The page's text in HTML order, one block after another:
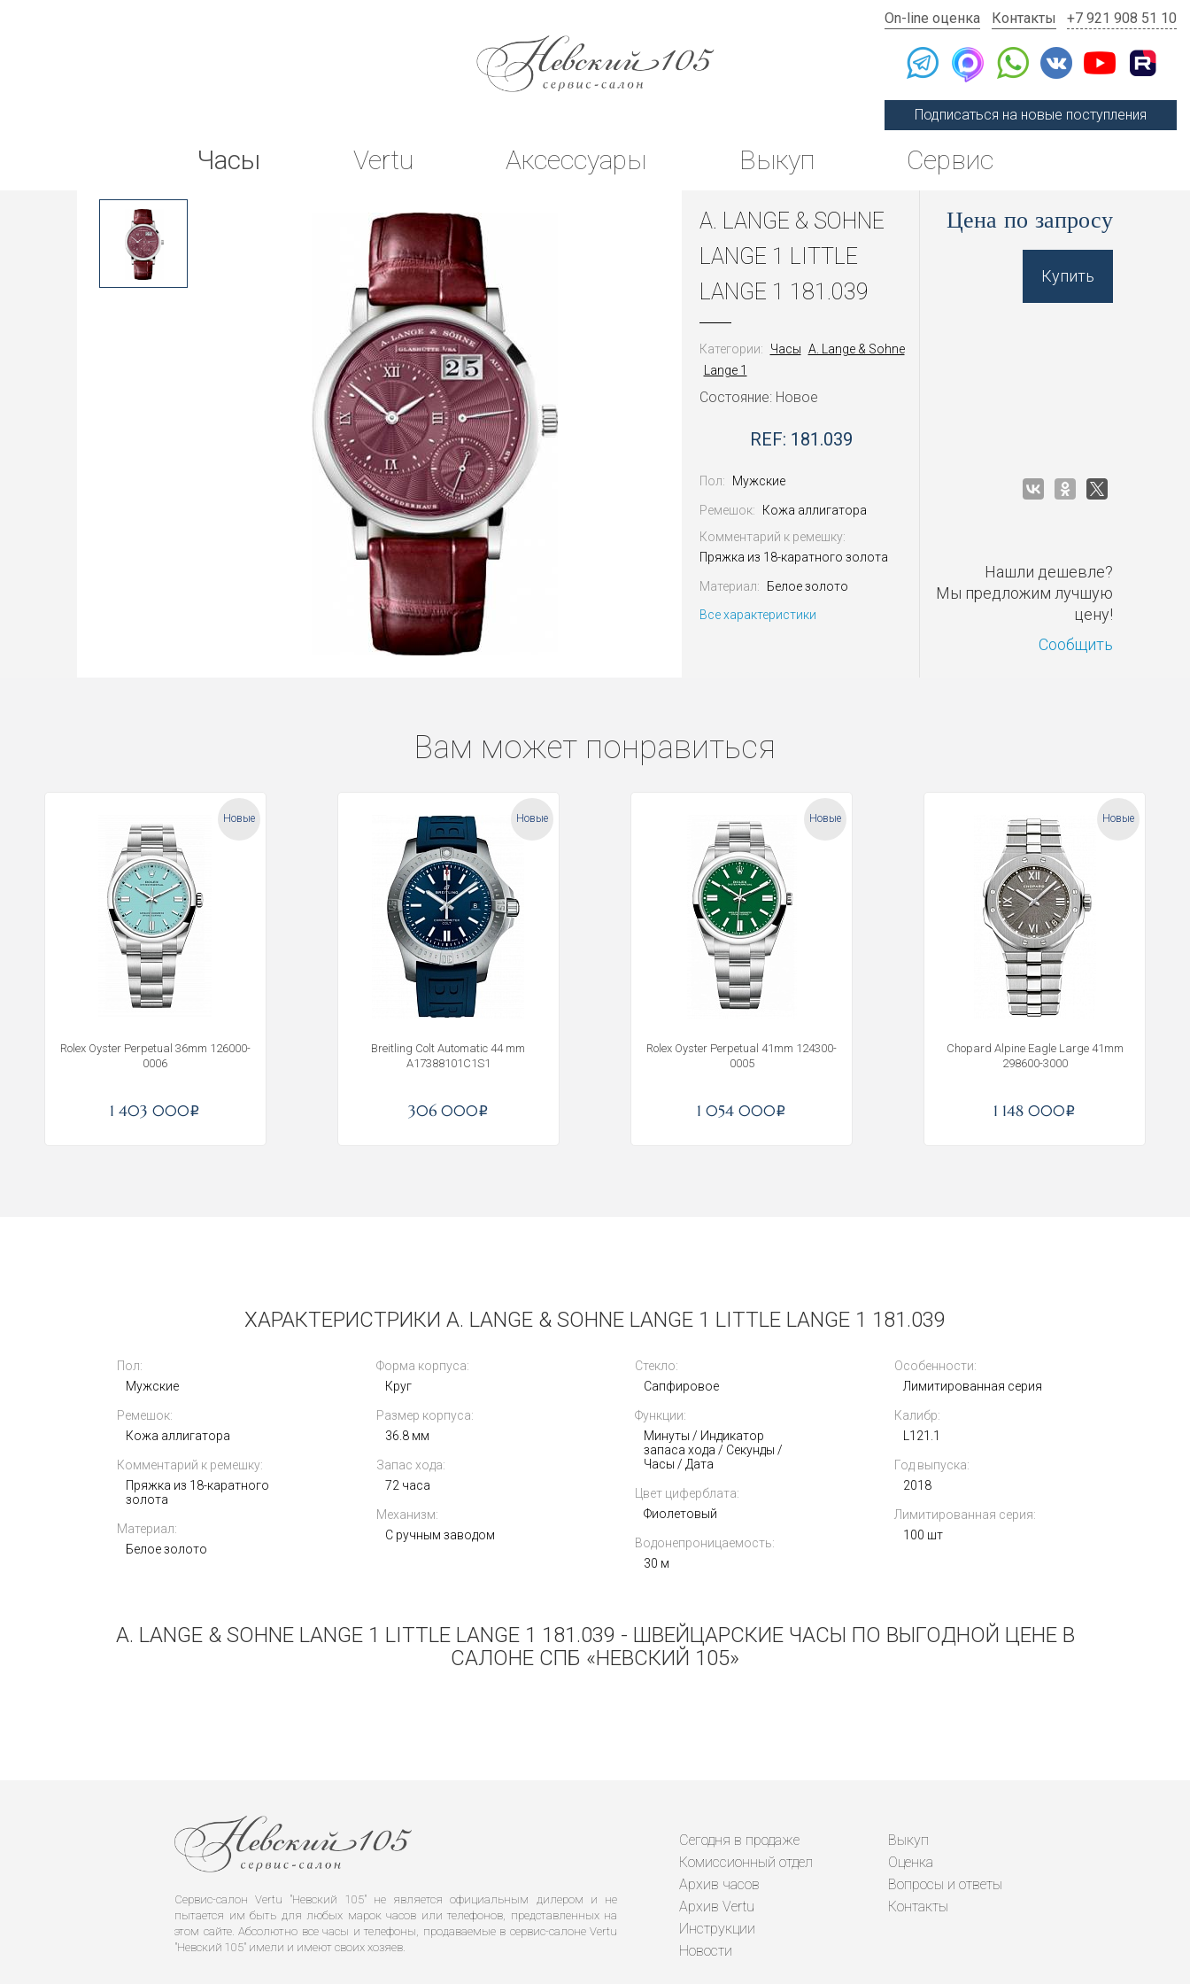
On-line оценка Контакты +7 921 908 51 10
Подписаться на новые поступления
Часы Vertu Аксессуары Выкуп Сервис
A. LANGE & SOHNE
LANGE 1 LITTLE
LANGE 1 181.039
Категории: Часы A. Lange & Sohne
Lange 1
Состояние: Новое
REF: 181.039
Пол: Мужские
Ремешок:
Кожа аллигатора
Комментарий к ремешку:
Пряжка из 18-каратного золота
Материал:
Белое золото
Все характеристики
Цена по запросу
Купить
Нашли дешевле?
Мы предложим лучшую
цену!
Сообщить
Вам может понравиться
Новые
Rolex Oyster Perpetual 36mm 126000-
0006
1 403 000i
Новые
Breitling Colt Automatic 44 mm
A17388101C1S1
306 000i
Новые
Rolex Oyster Perpetual 41mm 124300-
0005
1 054 000i
Новые
Chopard Alpine Eagle Large 41mm
298600-3000
1 148 000i
Vertu Metawatch S1 Black Ceramic
445 000i
ХАРАКТЕРИСТРИКИ A. LANGE & SOHNE LANGE 1 LITTLE LANGE 1 181.039
Пол:
Мужские
Ремешок:
Кожа аллигатора
Комментарий к ремешку:
Пряжка из 18-каратного
золота
Материал:
Белое золото
Форма корпуса:
Круг
Размер корпуса:
36.8 мм
Запас хода:
72 часа
Механизм:
С ручным заводом
Стекло:
Сапфировое
Функции:
Минуты / Индикатор
запаса хода / Секунды /
Часы / Дата
Цвет циферблата:
Фиолетовый
Водонепроницаемость:
30 м
Особенности:
Лимитированная серия
Калибр:
L121.1
Год выпуска:
2018
Лимитированная серия:
100 шт
A. LANGE & SOHNE LANGE 1 LITTLE LANGE 1 181.039 - ШВЕЙЦАРСКИЕ ЧАСЫ ПО ВЫГОДНОЙ ЦЕНЕ В
САЛОНЕ СПБ «НЕВСКИЙ 105»
Сервис-салон Vertu "Невский 105" не является официальным дилером и не
пытается им быть для любых марок часов или телефонов, представленных на
этом сайте. Абсолютно все часы и телефоны, продаваемые в сервис-салоне Vertu
"Невский 105" имели и имеют своих хозяев.
Сегодня в продаже
Комиссионный отдел
Архив часов
Архив Vertu
Инструкции
Новости
Выкуп
Оценка
Вопросы и ответы
Контакты